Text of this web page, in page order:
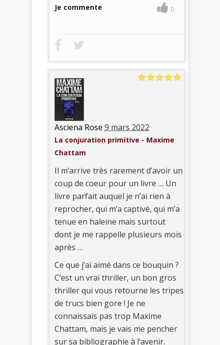
Je commente 0
Asciena Rose 9 mars 2022
La conjuration primitive - Maxime
Chattam
Il m’arrive très rarement d’avoir un
coup de coeur pour un livre … Un
livre parfait auquel je n’ai rien à
reprocher, qui m’a captivé, qui m’a
tenue en haleine mais surtout
dont je me rappelle plusieurs mois
après …
Ce que j’ai aimé dans ce bouquin ?
C’est un vrai thriller, un bon gros
thriller qui vous retourne les tripes
de trucs bien gore ! Je ne
connaissais pas trop Maxime
Chattam, mais je vais me pencher
sur sa bibliographie à l’avenir.